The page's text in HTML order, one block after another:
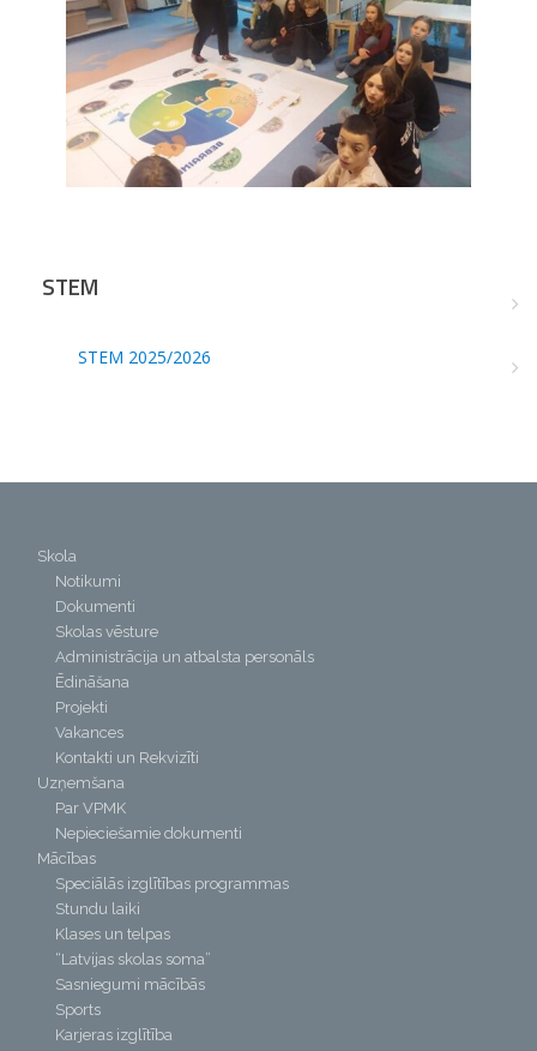
STEM
STEM 2025/2026
Skola
Notikumi
Dokumenti
Skolas vēsture
Administrācija un atbalsta personāls
Ēdināšana
Projekti
Vakances
Kontakti un Rekvizīti
Uzņemšana
Par VPMK
Nepieciešamie dokumenti
Mācības
Speciālās izglītības programmas
Stundu laiki
Klases un telpas
“Latvijas skolas soma”
Sasniegumi mācībās
Sports
Karjeras izglītība